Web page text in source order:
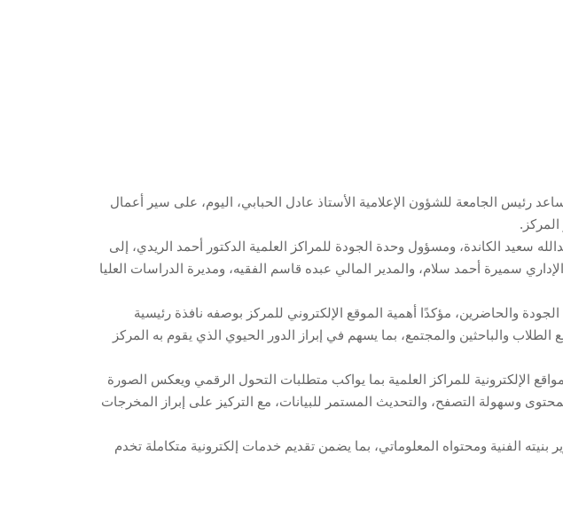
رئيس الجامعة للشؤون الإعلامية الأستاذ عادل الحبابي، اليوم، على سير أعمال
سعيد الكاندة، ومسؤول وحدة الجودة للمراكز العلمية الدكتور أحمد الريدي، إلى
سميرة أحمد سلام، والمدير المالي عبده قاسم الفقيه، ومديرة الدراسات العليا
والحاضرين، مؤكدًا أهمية الموقع الإلكتروني للمركز بوصفه نافذة رئيسية
والباحثين والمجتمع، بما يسهم في إبراز الدور الحيوي الذي يقوم به المركز
الإلكترونية للمراكز العلمية بما يواكب متطلبات التحول الرقمي ويعكس الصورة
وسهولة التصفح، والتحديث المستمر للبيانات، مع التركيز على إبراز المخرجات
بنيته الفنية ومحتواه المعلوماتي، بما يضمن تقديم خدمات إلكترونية متكاملة تخدم